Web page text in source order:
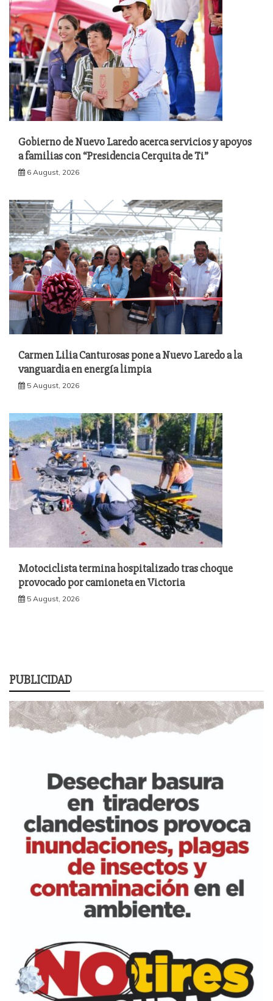
Gobierno de Nuevo Laredo acerca servicios y apoyos
a familias con “Presidencia Cerquita de Ti”
6 August, 2026
Carmen Lilia Canturosas pone a Nuevo Laredo a la
vanguardia en energía limpia
5 August, 2026
Motociclista termina hospitalizado tras choque
provocado por camioneta en Victoria
5 August, 2026
PUBLICIDAD